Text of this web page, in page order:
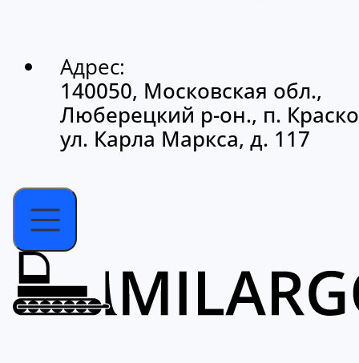
Адрес:
140050, Московская обл.,
Люберецкий р-он., п.
ул. Карла Маркса, д. 117